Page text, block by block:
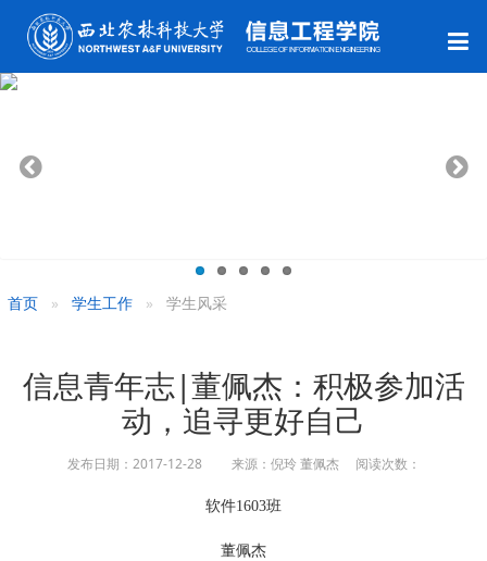
首页 学生工作 学生风采
信息青年志|董佩杰：积极参加活
动，追寻更好自己
发布日期：2017-12-28 来源：倪玲 董佩杰 阅读次数：
软件1603班
董佩杰